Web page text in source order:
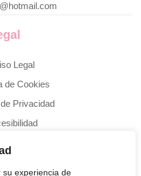
su experiencia de
Legal
de Cookies
Privacidad